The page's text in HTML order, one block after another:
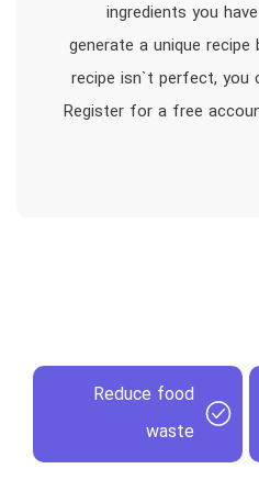
ingredients you
generate a unique
recipe isn`t perfect, you
Register for a free
Reduce food
waste